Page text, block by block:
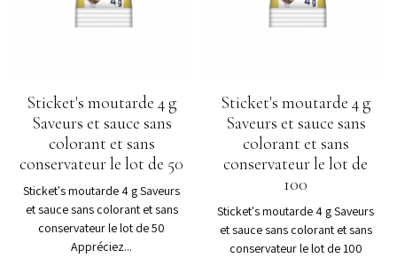
Sticket's moutarde 4 g
Saveurs et sauce sans
colorant et sans
conservateur le lot de 50
Sticket's moutarde 4 g Saveurs
et sauce sans colorant et sans
conservateur le lot de 50
Appréciez...
Sticket's moutarde 4 g
Saveurs et sauce sans
colorant et sans
conservateur le lot de
100
Sticket's moutarde 4 g Saveurs
et sauce sans colorant et sans
conservateur le lot de 100